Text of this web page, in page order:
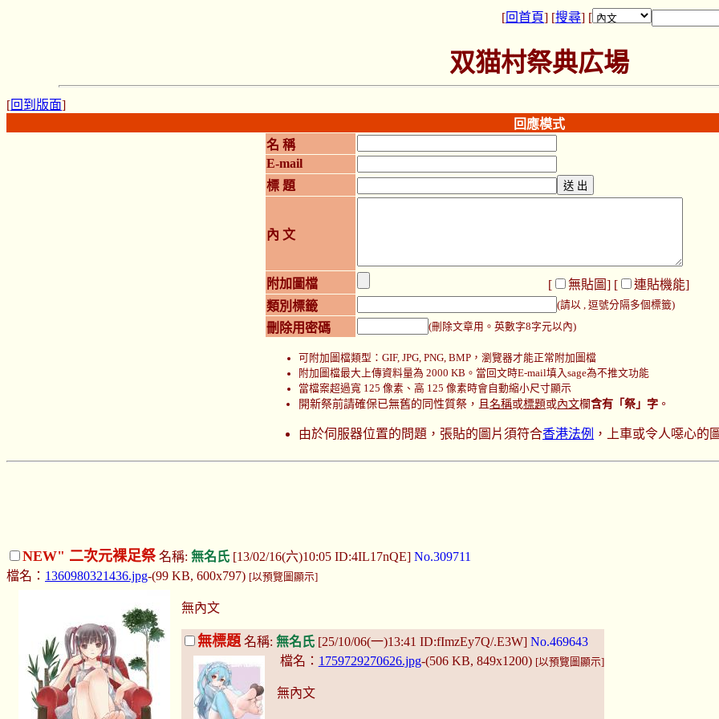
[回首頁] [搜尋] [
双猫村祭典広場
[回到版面]
回應模式
名 稱
E-mail
標 題
內 文
附加圖檔 [ 無貼圖] [ 連貼機能]
類別標籤
(請以 , 逗號分隔多個標籤)
刪除用密碼 (刪除文章用。英數字8字元以內)
可附加圖檔類型：GIF, JPG, PNG, BMP，瀏覽器才能正常附加圖檔
附加圖檔最大上傳資料量為 2000 KB。當回文時E-mail填入sage為不推文功能
當檔案超過寬 125 像素、高 125 像素時會自動縮小尺寸顯示
開新祭前請確保已無舊的同性質祭，且名稱或標題或內文欄含有「祭」字 。
由於伺服器位置的問題，張貼的圖片須符合香港法例 ，上車或令人噁心的
NEW" 二次元裸足祭名稱: 無名氏 [13/02/16(六)10:05 ID:4IL17nQE] No.309711
檔名： 1360980321436.jpg-(99 KB, 600x797) [以預覽圖顯示]
無內文
無標題 名稱:無名氏 [25/10/06(一)13:41 ID:fImzEy7Q/.E3W]No.469643
檔名： 1759729270626.jpg-(506 KB, 849x1200) [以預覽圖顯示]
無內文